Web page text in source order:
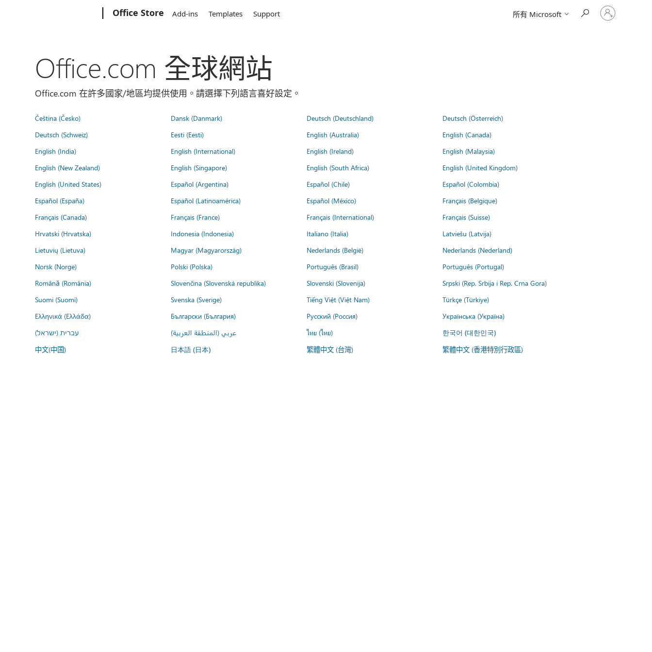
Office Store Add-ins Templates Support 所有 Microsoft
登
入
Office.com 全球網站
Office.com 在許多國家/地區均提供使用。請選擇下列語言喜好設定。
Čeština (Česko) Dansk (Danmark) Deutsch (Deutschland)
Deutsch (Österreich)
Deutsch (Schweiz)
Eesti (Eesti) English (Australia)
English (Canada)
English (India)
English (International) English (Ireland)
English (Malaysia)
English (New Zealand)
English (Singapore) English (South Africa)
English (United Kingdom)
English (United States)
Español (Argentina) Español (Chile)
Español (Colombia)
Español (España)
Español (Latinoamérica) Español (México)
Français (Belgique)
Français (Canada)
Français (France) Français (International)
Français (Suisse)
Hrvatski (Hrvatska)
Indonesia (Indonesia) Italiano (Italia)
Latviešu (Latvija)
Lietuvių (Lietuva)
Magyar (Magyarország) Nederlands (België)
Nederlands (Nederland)
Norsk (Norge)
Polski (Polska) Português (Brasil)
Português (Portugal)
Română (România)
Slovenčina (Slovenská republika) Slovenski (Slovenija)
Srpski (Rep. Srbija i Rep. Crna Gora)
Suomi (Suomi)
Svenska (Sverige) Tiếng Việt (Việt Nam)
Türkçe (Türkiye)
Ελληνικά (Ελλάδα)
Български (България) Русский (Россия)
Українська (Україна)
עברית (ישראל)
عربي (المنطقة العربية) ไทย (ไทย) 한국어 (대한민국)
中文(中国) 日本語 (日本) 繁體中文 (台灣) 繁體中文 (香港特別行政區)